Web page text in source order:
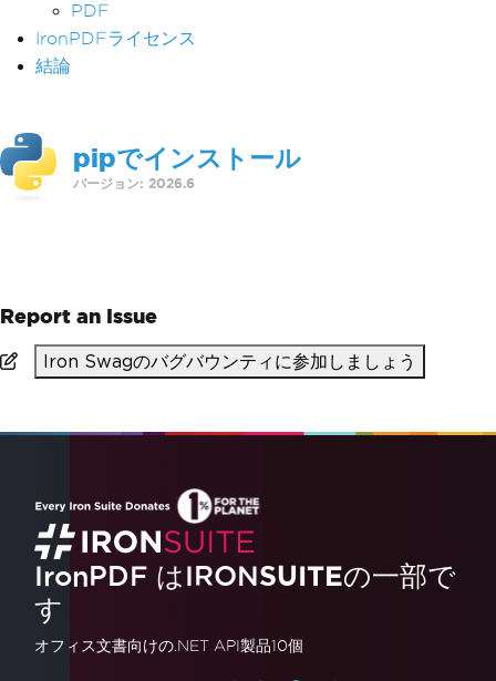
PDF
IronPDFライセンス
結論
pipでインストール
バージョン: 2026.6
Report an Issue
Iron Swagのバグバウンティに参加しましょう
IronPDF はIRONSUITEの一部で
す
オフィス文書向けの.NET API製品10個